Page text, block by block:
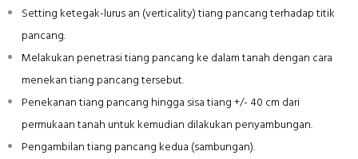
Setting ketegak-lurus an (verticality) tiang pancang terhadap titik
pancang.
Melakukan penetrasi tiang pancang ke dalam tanah dengan cara
menekan tiang pancang tersebut.
Penekanan tiang pancang hingga sisa tiang +/- 40 cm dari
permukaan tanah untuk kemudian dilakukan penyambungan.
Pengambilan tiang pancang kedua (sambungan).